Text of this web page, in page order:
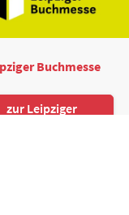
Buchmesse
zur Leipziger